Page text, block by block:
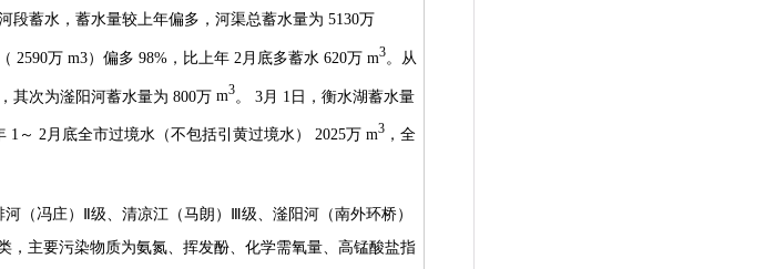
段蓄水，蓄水量较上年偏多，河渠总蓄水量为 5130万
2590万 m3）偏多 98% ，比上年 2 月底多蓄水 620万 m3。从
，其次为滏阳河蓄水量为 800万 m3。 3 月 1 日，衡水湖蓄水量
1 ～ 2 月底全市过境水（不包括引黄过境水） 2025万 m3 ，全
（冯庄）Ⅱ级、清凉江（马朗）Ⅲ级、滏阳河（南外环桥）
，主要污染物质为氨氮、挥发酚、化学需氧量、高锰酸盐指